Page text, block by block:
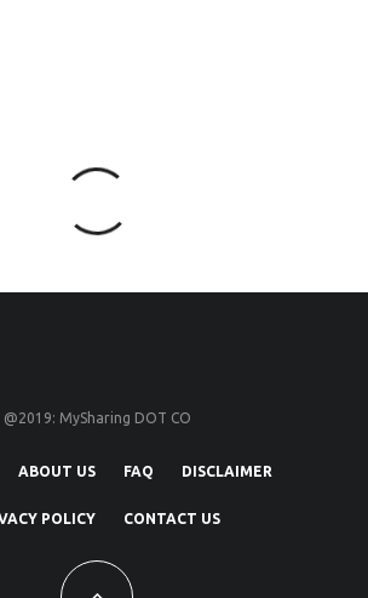
@2019: MySharing DOT CO
ABOUT US FAQ DISCLAIMER
POLICY CONTACT US